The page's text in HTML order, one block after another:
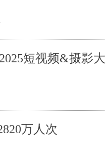
短视频&摄影
万人次